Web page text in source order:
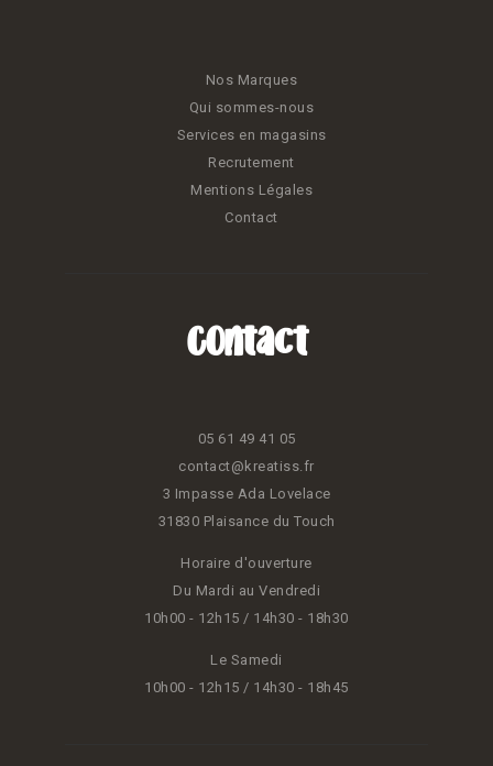
Nos Marques
Qui sommes-nous
Services en magasins
Recrutement
Mentions Légales
Contact
Contact
05 61 49 41 05
contact@kreatiss.fr
3 Impasse Ada Lovelace
31830 Plaisance du Touch
Horaire d'ouverture
Du Mardi au Vendredi
10h00 - 12h15 / 14h30 - 18h30
Le Samedi
10h00 - 12h15 / 14h30 - 18h45